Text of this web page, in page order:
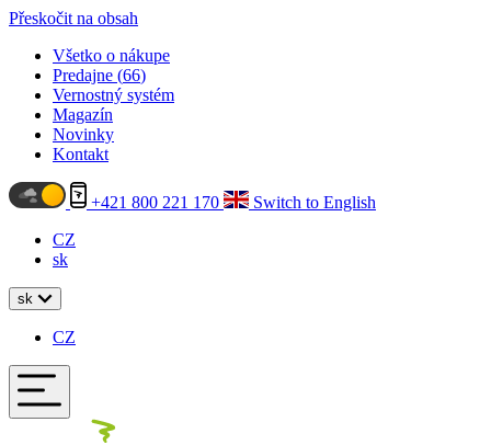
Přeskočit na obsah
Všetko o nákupe
Predajne (66)
Vernostný systém
Magazín
Novinky
Kontakt
+421 800 221 170
Switch to English
CZ
sk
sk
CZ